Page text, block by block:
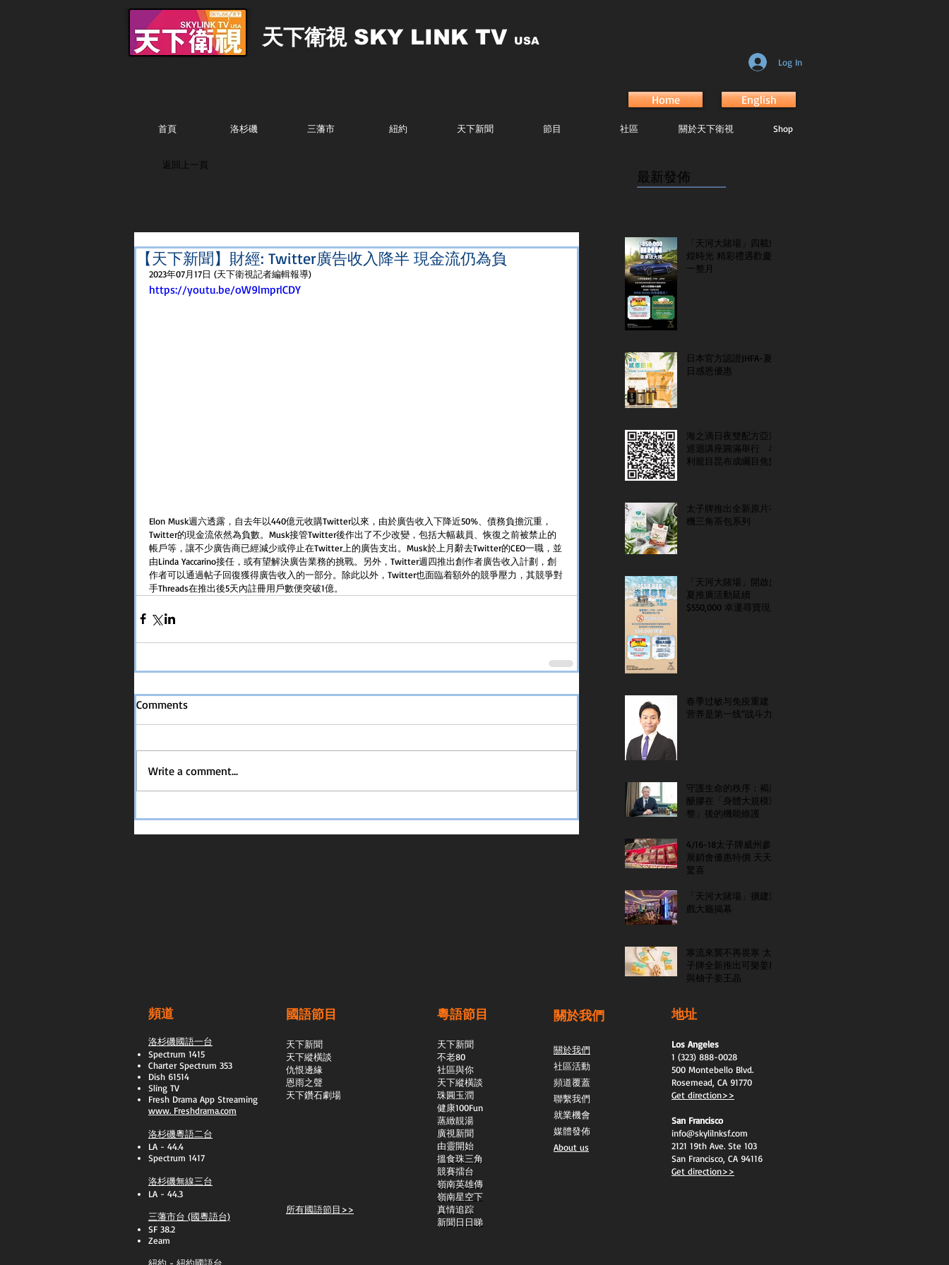
天下衛視SKY LINK TV USA
Log In
Home English
首頁 洛杉磯 三藩市 紐約 天下新聞 節目 社區 關於天下衛視 Shop
返回上一頁
【天下新聞】財經: Twitter廣告收入降半 現金流仍為負
2023年07月17日 (天下衛視記者編輯報導)
https://youtu.be/oW9lmprlCDY
Elon Musk週六透露，自去年以440億元收購Twitter以來，由於廣告收入下降近50%、債務負擔沉重，
Twitter的現金流依然為負數。Musk接管Twitter後作出了不少改變，包括大幅裁員、恢復之前被禁止的
帳戶等，讓不少廣告商已經減少或停止在Twitter上的廣告支出。Musk於上月辭去Twitter的CEO一職，並
由Linda Yaccarino接任，或有望解決廣告業務的挑戰。另外，Twitter週四推出創作者廣告收入計劃，創
作者可以通過帖子回復獲得廣告收入的一部分。除此以外，Twitter也面臨着額外的競爭壓力，其競爭對
手Threads在推出後5天內註冊用戶數便突破1億。
Comments
Write a comment...
最新發佈
...............................................................
「天河大賭場」四載輝
煌時光 精彩禮遇歡慶
一整月
日本官方認證JHFA-夏
日感恩優惠
海之滴日夜雙配方亞洲
巡迴講座圓滿舉行 專
利籠目昆布成矚目焦點
太子牌推出全新原片有
機三角茶包系列
「天河大賭場」開啟盛
夏推廣活動延續
$550,000 幸運尋寶現金
春季过敏与免疫重建：
营养是第一线“战斗力”
守護生命的秩序：褐藻
醣膠在「身體大規模重
整」後的機能維護
4/16-18太子牌威州參
展銷會優惠特價 天天
驚喜
「天河大賭場」擴建遊
戲大廳揭幕
寒流來襲不再畏寒 太
子牌全新推出可樂姜糖
與柚子姜王晶
頻道
洛杉磯國語一台
Spectrum 1415
Charter Spectrum 353
Dish 61514
Sling TV
​Fresh Drama App Streaming
www. Freshdrama.com
洛杉磯粵語二台
LA - 44.4
Spectrum 1417
洛杉磯無線三台
LA - 44.3
三藩市台 (國粵語台)
SF 38.2
Zeam
國語節目
天下新聞
天下縱橫談
​仇恨邊緣
恩雨之聲
天下鑽石劇場
所有國語節目>>
粵語節目
天下新聞
不老80
社區與你
天下縱橫談
​珠圓玉潤
​健康100Fun
蒸緻靚湯
​廣視新聞
由靈開始
搵食珠三角
競賽擂台
嶺南英雄傳
嶺南星空下
真情追踪
新聞日日睇
關於我們
關於我們
社區活動
頻道覆蓋
聯繫我們
就業機會
媒體發佈
About us
地址
Los Angeles
1 (323) 888-0028
500 Montebello Blvd.
Rosemead, CA 91770
Get direction>>
San Francisco
info@skylilnksf.com
2121 19th Ave. Ste 103
San Francisco, CA 94116
Get direction>>